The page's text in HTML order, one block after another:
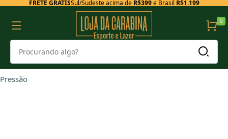
FRETE GRÁTISSul/Sudeste acima de R$399e Brasil R$1.199
0
Pressão